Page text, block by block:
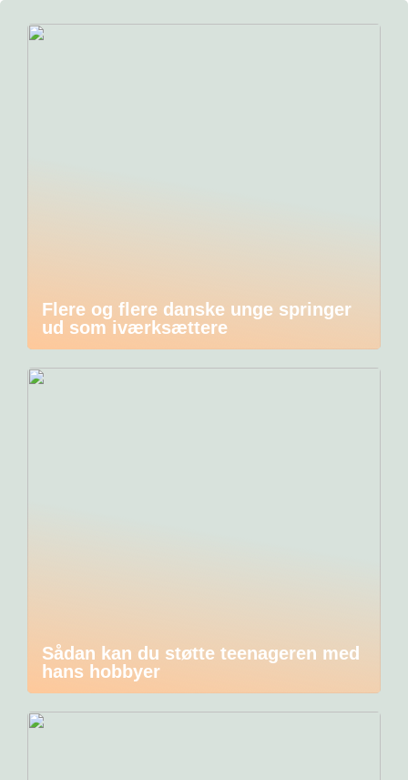
Flere og flere danske unge springer
ud som iværksættere
Sådan kan du støtte teenageren med
hans hobbyer